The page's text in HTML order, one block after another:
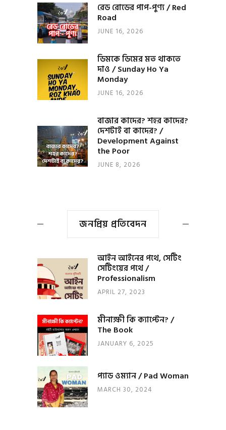
রেড রোডের পাপ-পুণ্য / Red
Road
JUNE 16, 2026
ডিমকে ডিমের মত থাকতে
দাও / Sunday Ho Ya
Monday
JUNE 16, 2026
বাজার কাদের? শহর কাদের?
দেশটাই বা কাদের? /
Development Against
the Poor
JUNE 8, 2026
জনপ্রিয় প্রতিবেদন
আইন আইনের পথে, সেটিং
সেটিংয়ের পথে /
Professionalism
APRIL 27, 2023
মীনাক্ষী কি ক্যাপ্টেন? /
The Book
JANUARY 6, 2025
প্যাড ওম্যান / Pad Woman
MARCH 30, 2024